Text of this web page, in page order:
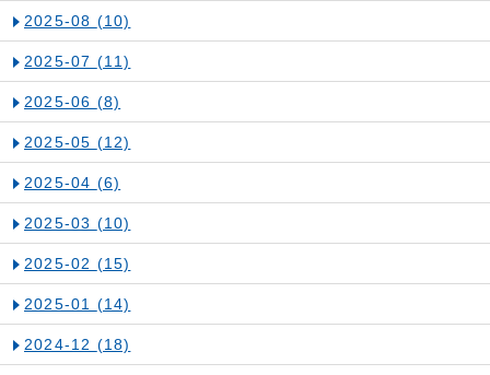
2025-08 (10)
2025-07 (11)
2025-06 (8)
2025-05 (12)
2025-04 (6)
2025-03 (10)
2025-02 (15)
2025-01 (14)
2024-12 (18)